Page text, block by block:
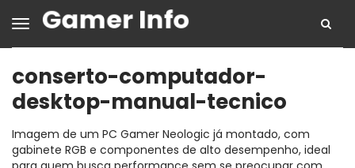
conserto-computador-
desktop-manual-tecnico
Imagem de um PC Gamer Neologic já montado, com
gabinete RGB e componentes de alto desempenho, ideal